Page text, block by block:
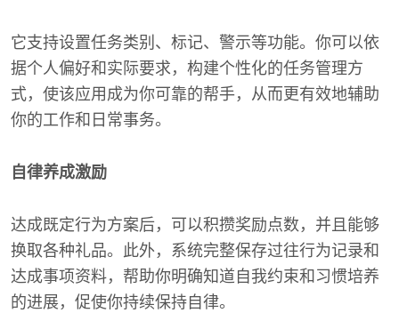
它支持设置任务类别、标记、警示等功能。你可以依
据个人偏好和实际要求，构建个性化的任务管理方
式，使该应用成为你可靠的帮手，从而更有效地辅助
你的工作和日常事务。
自律养成激励
达成既定行为方案后，可以积攒奖励点数，并且能够
换取各种礼品。此外，系统完整保存过往行为记录和
达成事项资料，帮助你明确知道自我约束和习惯培养
的进展，促使你持续保持自律。